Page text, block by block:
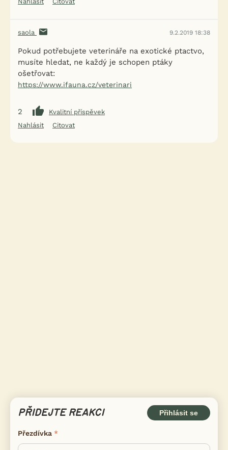
saola 9.2.2019 18:38
Pokud potřebujete veterináře na exotické ptactvo,
musíte hledat, ne každý je schopen ptáky
ošetřovat:
https://www.ifauna.cz/veterinari
2
Kvalitní příspěvek
Nahlásit
Citovat
PŘIDEJTE REAKCI Přihlásit se
Přezdívka